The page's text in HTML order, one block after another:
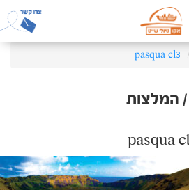
pasqua cl3
/ המלצות
pasqua